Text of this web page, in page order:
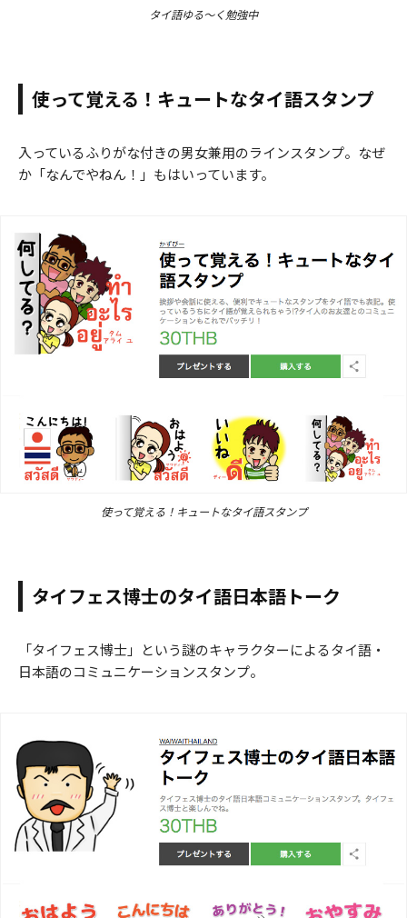
タイ語ゆる～く勉強中
使って覚える！キュートなタイ語スタンプ
入っているふりがな付きの男女兼用のラインスタンプ。なぜ
か「なんでやねん！」もはいっています。
使って覚える！キュートなタイ語スタンプ
タイフェス博士のタイ語日本語トーク
「タイフェス博士」という謎のキャラクターによるタイ語・
日本語のコミュニケーションスタンプ。